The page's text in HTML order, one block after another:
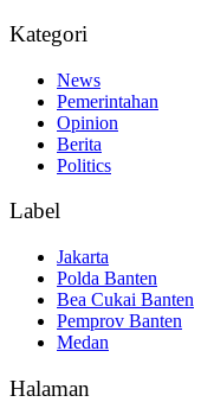
Kategori
News
Pemerintahan
Opinion
Berita
Politics
Label
Jakarta
Polda Banten
Bea Cukai Banten
Pemprov Banten
Medan
Halaman